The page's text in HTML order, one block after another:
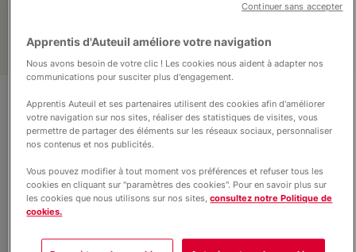
dans tous les domaines de la construction.
Objectifs et contenus
Le titulaire de l'option assistant en architecture
intervient dans trois domaines sous contrôle de sa
hiérarchie : les travaux d'architecture, les études
travaux non complexes ne nécessitant pas
Apprentis d'Auteuil améliore votre navigation
Nous avons besoin de votre clic ! Les cookies nous aident à adapter nos
communications pour susciter plus d'engagement.
Apprentis Auteuil et ses partenaires utilisent des cookies afin d'améliorer
votre navigation sur nos sites, réaliser des statistiques de visites, vous
permettre de partager des éléments sur les réseaux sociaux, personnaliser
nos contenus et nos publicités.
Vous pouvez modifier à tout moment vos préférences et refuser tous les
cookies en cliquant sur "paramètres des cookies". Pour en savoir plus sur
les cookies que nous utilisons sur nos sites,consultez notre Politique de
cookies.
Continuer sans accepter